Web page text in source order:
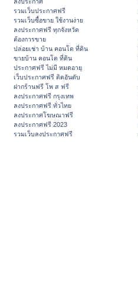
รวมเว็บประกาศฟรี
รวมเว็บซื้อขาย ใช้งานง่าย
ลงประกาศฟรี ทุกจังหวัด
ต้องการขาย
ปล่อยเช่า บ้าน คอนโด ที่ดิน
ขายบ้าน คอนโด ที่ดิน
ประกาศฟรี ไม่มี หมดอายุ
เว็บประกาศฟรี ติดอันดับ
ฝากร้านฟรี โพ ส ฟรี
ลงประกาศฟรี กรุงเทพ
ลงประกาศฟรี ทั่วไทย
ลงประกาศโฆษณาฟรี
ลงประกาศฟรี 2023
รวมเว็บลงประกาศฟรี